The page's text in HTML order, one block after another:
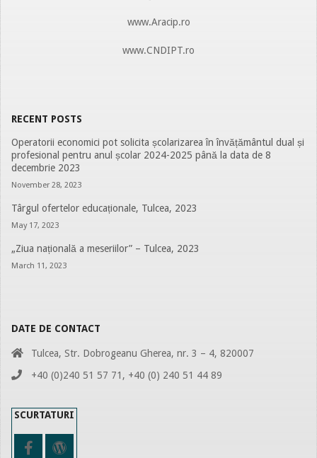
www.Aracip.ro
www.CNDIPT.ro
RECENT POSTS
Operatorii economici pot solicita școlarizarea în învățământul dual și
profesional pentru anul școlar 2024-2025 până la data de 8
decembrie 2023
November 28, 2023
Târgul ofertelor educaționale, Tulcea, 2023
May 17, 2023
„Ziua națională a meseriilor” – Tulcea, 2023
March 11, 2023
DATE DE CONTACT
Tulcea, Str. Dobrogeanu Gherea, nr. 3 – 4, 820007
+40 (0)240 51 57 71, +40 (0) 240 51 44 89
SCURTATURI